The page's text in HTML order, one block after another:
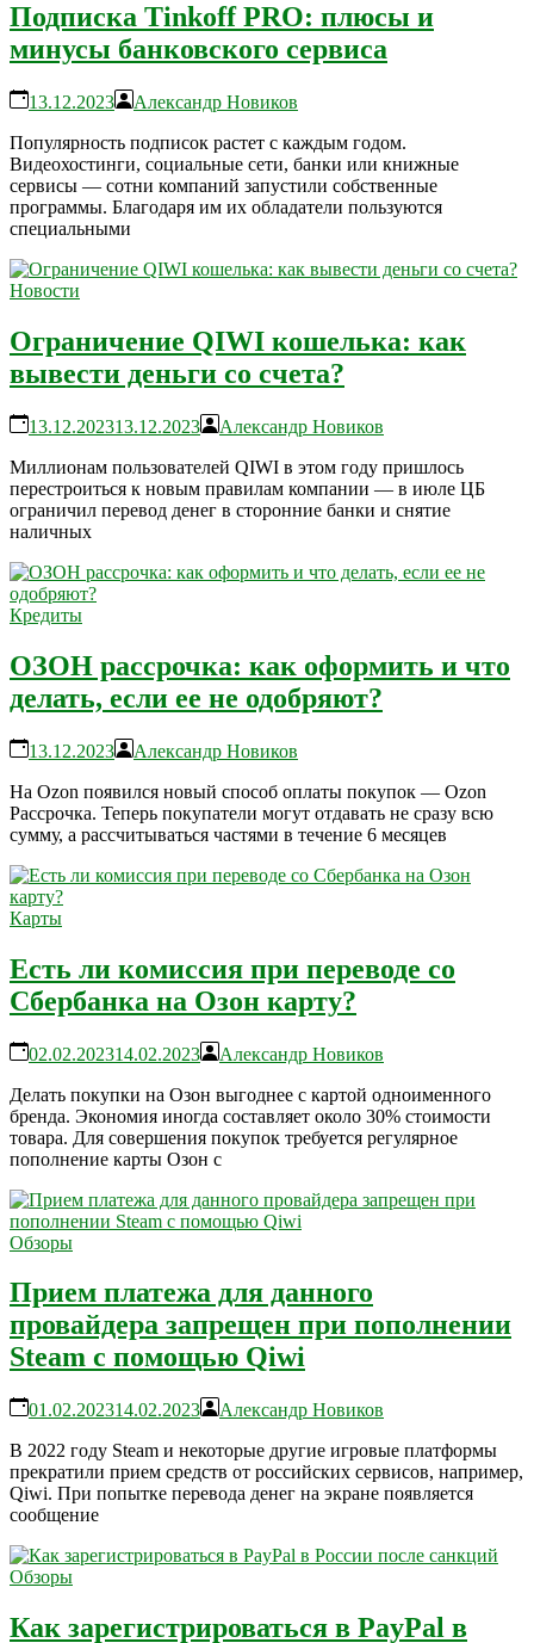
Подписка Tinkoff PRO: плюсы и
минусы банковского сервиса
13.12.2023
Александр Новиков
Популярность подписок растет с каждым годом.
Видеохостинги, социальные сети, банки или книжные
сервисы — сотни компаний запустили собственные
программы. Благодаря им их обладатели пользуются
специальными
Новости
Ограничение QIWI кошелька: как
вывести деньги со счета?
13.12.202313.12.2023
Александр Новиков
Миллионам пользователей QIWI в этом году пришлось
перестроиться к новым правилам компании — в июле ЦБ
ограничил перевод денег в сторонние банки и снятие
наличных
Кредиты
ОЗОН рассрочка: как оформить и что
делать, если ее не одобряют?
13.12.2023
Александр Новиков
На Ozon появился новый способ оплаты покупок — Ozon
Рассрочка. Теперь покупатели могут отдавать не сразу всю
сумму, а рассчитываться частями в течение 6 месяцев
Карты
Есть ли комиссия при переводе со
Сбербанка на Озон карту?
02.02.202314.02.2023
Александр Новиков
Делать покупки на Озон выгоднее с картой одноименного
бренда. Экономия иногда составляет около 30% стоимости
товара. Для совершения покупок требуется регулярное
пополнение карты Озон с
Обзоры
Прием платежа для данного
провайдера запрещен при пополнении
Steam с помощью Qiwi
01.02.202314.02.2023
Александр Новиков
В 2022 году Steam и некоторые другие игровые платформы
прекратили прием средств от российских сервисов, например,
Qiwi. При попытке перевода денег на экране появляется
сообщение
Обзоры
Как зарегистрироваться в PayPal в